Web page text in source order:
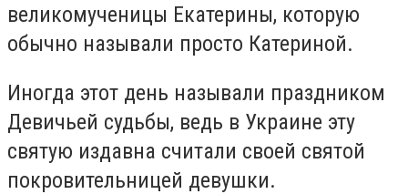
великомученицы Екатерины, которую
обычно называли просто Катериной.
Иногда этот день называли праздником
Девичьей судьбы, ведь в Украине эту
святую издавна считали своей святой
покровительницей девушки.